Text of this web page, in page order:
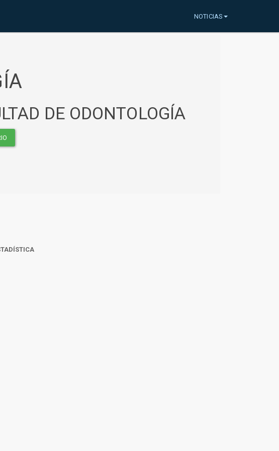
NOTICIAS
DE ODONTOLOGÍA